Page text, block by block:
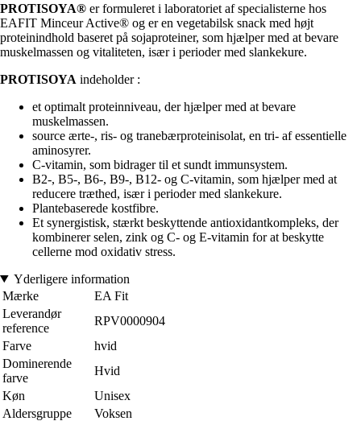
PROTISOYA® er formuleret i laboratoriet af specialisterne hos
EAFIT Minceur Active® og er en vegetabilsk snack med højt
proteinindhold baseret på sojaproteiner, som hjælper med at bevare
muskelmassen og vitaliteten, især i perioder med slankekure.
PROTISOYA indeholder :
et optimalt proteinniveau, der hjælper med at bevare
muskelmassen.
source ærte-, ris- og tranebærproteinisolat, en tri- af essentielle
aminosyrer.
C-vitamin, som bidrager til et sundt immunsystem.
B2-, B5-, B6-, B9-, B12- og C-vitamin, som hjælper med at
reducere træthed, især i perioder med slankekure.
Plantebaserede kostfibre.
Et synergistisk, stærkt beskyttende antioxidantkompleks, der
kombinerer selen, zink og C- og E-vitamin for at beskytte
cellerne mod oxidativ stress.
Yderligere information
Mærke
EA Fit
Leverandør
reference
RPV0000904
Farve
hvid
Dominerende
farve
Hvid
Køn
Unisex
Aldersgruppe
Voksen